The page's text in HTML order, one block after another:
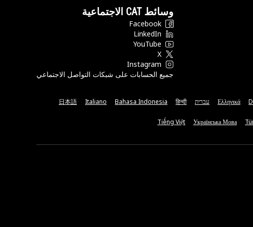
وسائط CAT الاجتماعية
Facebook
LinkedIn
YouTube
X
Instagram
جميع الحسابات على شبكات التواصل الاجتماعي
Ελληνικά עברית हिन्दी
Bahasa Indonesia
Italiano
日本語
Українська Мова
Tiếng Việt